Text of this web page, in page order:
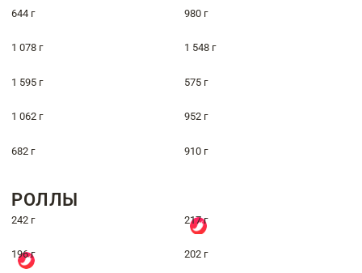
644 г 980 г
1 078 г 1 548 г
1 595 г 575 г
1 062 г 952 г
682 г 910 г
РОЛЛЫ
242 г 217 г
196 г 202 г